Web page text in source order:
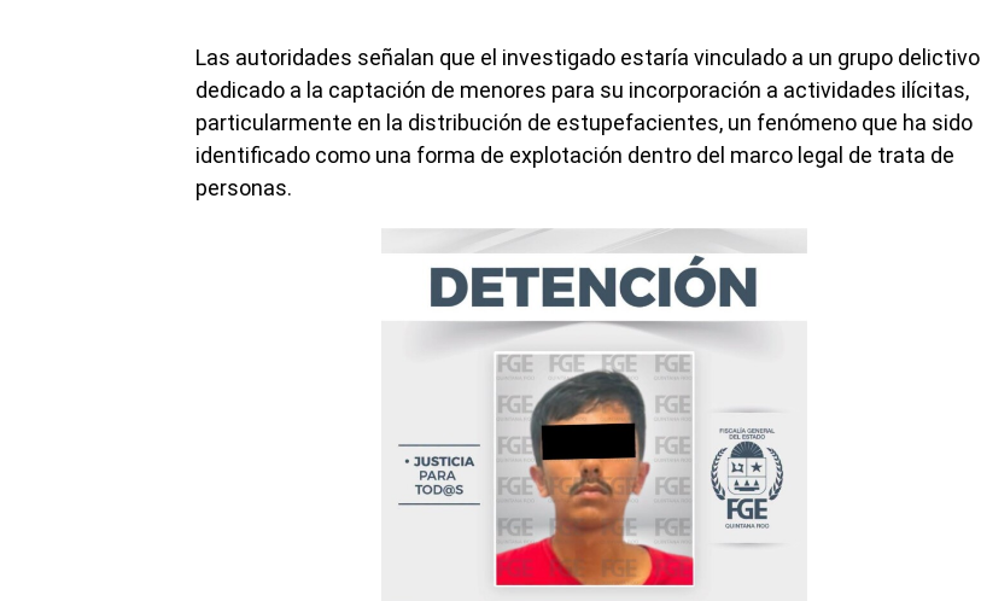
Las autoridades señalan que el investigado estaría vinculado a un grupo delictivo
dedicado a la captación de menores para su incorporación a actividades ilícitas,
particularmente en la distribución de estupefacientes, un fenómeno que ha sido
identificado como una forma de explotación dentro del marco legal de trata de
personas.